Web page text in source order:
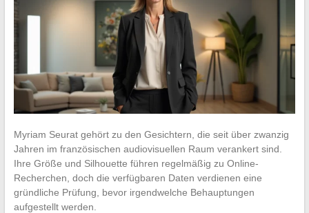
Myriam Seurat gehört zu den Gesichtern, die seit über zwanzig
Jahren im französischen audiovisuellen Raum verankert sind.
Ihre Größe und Silhouette führen regelmäßig zu Online-
Recherchen, doch die verfügbaren Daten verdienen eine
gründliche Prüfung, bevor irgendwelche Behauptungen
aufgestellt werden.